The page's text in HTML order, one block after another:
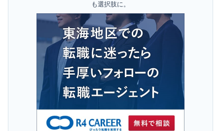
も選択肢に。